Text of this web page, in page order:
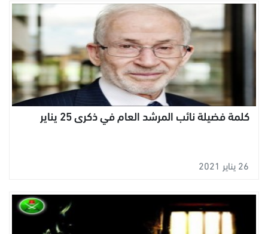
كلمة فضيلة نائب المرشد العام في ذكرى 25 يناير
26 يناير 2021